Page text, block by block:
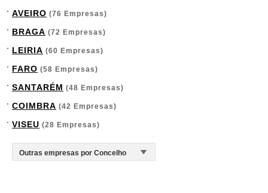
AVEIRO (76 Empresas)
BRAGA (72 Empresas)
LEIRIA (60 Empresas)
FARO (58 Empresas)
SANTARÉM (48 Empresas)
COIMBRA (42 Empresas)
VISEU (28 Empresas)